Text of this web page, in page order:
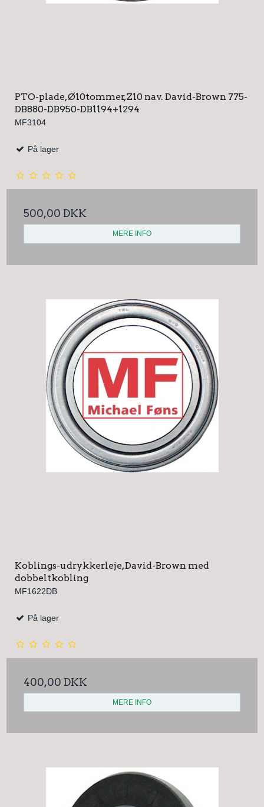
PTO-plade, Ø10tommer, Z10 nav. David-Brown 775-
DB880-DB950-DB1194+1294
MF3104
På lager
500,00 DKK
MERE INFO
Koblings-udrykkerleje, David-Brown med
dobbeltkobling
MF1622DB
På lager
400,00 DKK
MERE INFO